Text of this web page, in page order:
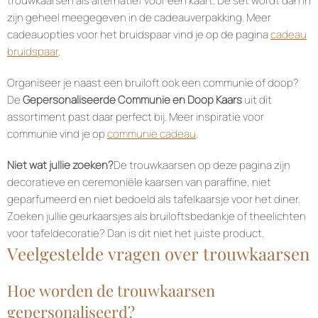
zijn geheel meegegeven in de cadeauverpakking. Meer
cadeauopties voor het bruidspaar vind je op de paginacadeau
bruidspaar.
Organiseer je naast een bruiloft ook een communie of doop?
DeGepersonaliseerde Communie en Doop Kaarsuit dit
assortiment past daar perfect bij. Meer inspiratie voor
communie vind je opcommunie cadeau.
Niet wat jullie zoeken?De trouwkaarsen op deze pagina zijn
decoratieve en ceremoniële kaarsen van paraffine, niet
geparfumeerd en niet bedoeld als tafelkaarsje voor het diner.
Zoeken jullie geurkaarsjes als bruiloftsbedankje of theelichten
voor tafeldecoratie? Dan is dit niet het juiste product.
Veelgestelde vragen over trouwkaarsen
Hoe worden de trouwkaarsen
gepersonaliseerd?